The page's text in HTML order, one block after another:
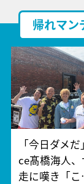
帰れマ
「今日ダメ
ce髙橋海人
走に嘆き「